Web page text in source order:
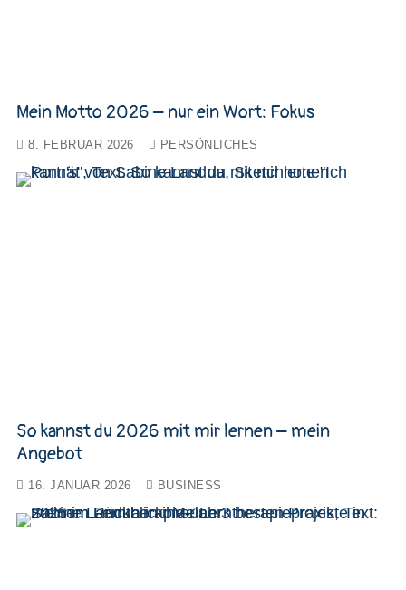
Mein Motto 2026 – nur ein Wort: Fokus
8. FEBRUAR 2026 PERSÖNLICHES
So kannst du 2026 mit mir lernen – mein
Angebot
16. JANUAR 2026 BUSINESS